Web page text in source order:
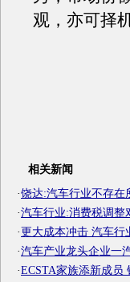
观，亦可择
相关新闻
·饶达:汽车行业不存在
·汽车行业:消费税调整
·更大成本冲击 汽车行
·汽车产业龙头企业一
·ECSTA家族添新成员